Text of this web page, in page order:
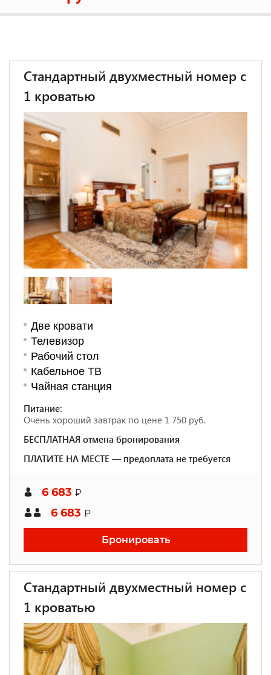
Стандартный двухместный номер с
1 кроватью
Две кровати
Телевизор
Рабочий стол
Кабельное ТВ
Чайная станция
Питание:
Очень хороший завтрак по цене 1 750 руб.
БЕСПЛАТНАЯ отмена бронирования
ПЛАТИТЕ НА МЕСТЕ — предоплата не требуется
6 683 ₽
6 683 ₽
Бронировать
Стандартный двухместный номер с
1 кроватью